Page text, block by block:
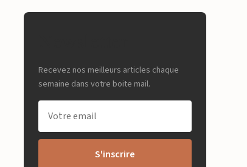
Recevez nos meilleurs articles chaque
semaine dans votre boite mail.
S'inscrire